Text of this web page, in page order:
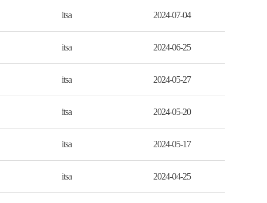
itsa 2024-07-04
itsa 2024-06-25
itsa 2024-05-27
itsa 2024-05-20
itsa 2024-05-17
itsa 2024-04-25